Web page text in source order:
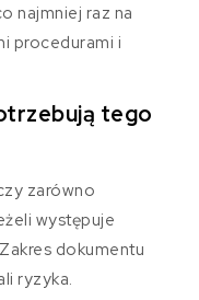
najmniej raz na
procedurami i
tego
zarówno
występuje
dokumentu
ryzyka.